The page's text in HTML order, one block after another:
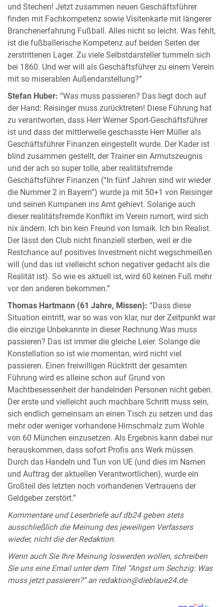
und Stechen! Jetzt zusammen neuen Geschäftsführer
finden mit Fachkompetenz sowie Visitenkarte mit längerer
Branchenerfahrung Fußball. Alles nicht so leicht. Was fehlt,
ist die fußballerische Kompetenz auf beiden Seiten der
zerstrittenen Lager. Zu viele Selbstdarsteller tummeln sich
bei 1860. Und wer will als Geschäftsführer zu einem Verein
mit so miserablen Außendarstellung?”
Stefan Huber: “Was muss passieren? Das liegt doch auf
der Hand: Reisinger muss zurücktreten! Diese Führung hat
zu verantworten, dass Herr Werner Sport-Geschäftsführer
ist und dass der mittlerweile geschasste Herr Müller als
Geschäftsführer Finanzen eingestellt wurde. Der Kader ist
blind zusammen gestellt, der Trainer ein Armutszeugnis
und der ach so super tolle, aber realitätsfremde
Geschäftsführer Finanzen (“In fünf Jahren sind wir wieder
die Nummer 2 in Bayern”) wurde ja mit 50+1 von Reisinger
und seinen Kumpanen ins Amt gehievt. Solange auch
dieser realitätsfremde Konflikt im Verein rumort, wird sich
nix ändern. Ich bin kein Freund von Ismaik. Ich bin Realist.
Der lässt den Club nicht finanziell sterben, weil er die
Restchance auf positives Investment nicht wegschmeißen
will (und das ist vielleicht schon negativer gedacht als die
Realität ist). So wie es aktuell ist, wird 60 keinen Fuß mehr
vor den anderen bekommen.”
Thomas Hartmann (61 Jahre, Missen): “Dass diese
Situation eintritt, war so was von klar, nur der Zeitpunkt war
die einzige Unbekannte in dieser Rechnung.Was muss
passieren? Das ist immer die gleiche Leier. Solange die
Konstellation so ist wie momentan, wird nicht viel
passieren. Einen freiwilligen Rücktritt der gesamten
Führung wird es alleine schon auf Grund von
Machtbesessenheit der handelnden Personen nicht geben.
Der erste und vielleicht auch machbare Schritt muss sein,
sich endlich gemeinsam an einen Tisch zu setzen und das
mehr oder weniger vorhandene Hirnschmalz zum Wohle
von 60 München einzusetzen. Als Ergebnis kann dabei nur
herauskommen, dass sofort Profis ans Werk müssen.
Durch das Handeln und Tun von UE (und dies im Namen
und Auftrag der aktuellen Verantwortlichen), wurde ein
Großteil des letzten noch vorhandenen Vertrauens der
Geldgeber zerstört.”
Kommentare und Leserbriefe auf db24 geben stets
ausschließlich die Meinung des jeweiligen Verfassers
wieder, nicht die der Redaktion.
Wenn auch Sie Ihre Meinung loswerden wollen, schreiben
Sie uns eine Email unter dem Titel “Angst um Sechzig: Was
muss jetzt passieren?” an redaktion@dieblaue24.de